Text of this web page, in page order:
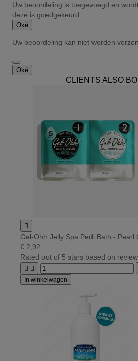
Uw beoordeling is toegevoegd en
deze is goedgekeurd.
Oké
Uw beoordeling kan niet worden
Oké
CLIENTS ALSO

Gel-Ohh Jelly Spa Pedi Bath - Pearl
€ 2,92
Rated out of 5 stars based on
 
In winkelwagen